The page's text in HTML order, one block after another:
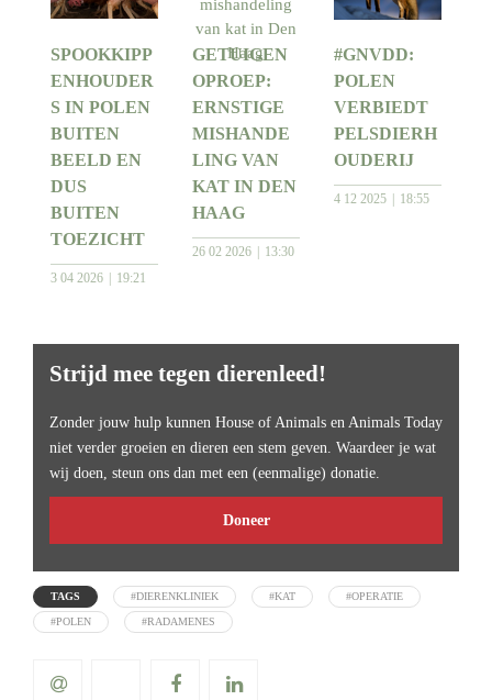
SPOOKKIPP
ENHOUDER
S IN POLEN
BUITEN
BEELD EN
DUS
BUITEN
TOEZICHT
3 04 2026 19:21
GETUIGEN
OPROEP:
ERNSTIGE
MISHANDE
LING VAN
KAT IN DEN
HAAG
26 02 2026 13:30
#GNVDD:
POLEN
VERBIEDT
PELSDIERH
OUDERIJ
4 12 2025 18:55
Strijd mee tegen dierenleed!
Zonder jouw hulp kunnen House of Animals en Animals Today
niet verder groeien en dieren een stem geven. Waardeer je wat
wij doen, steun ons dan met een (eenmalige) donatie.
Doneer
TAGS #DIERENKLINIEK #KAT #OPERATIE
#POLEN #RADAMENES